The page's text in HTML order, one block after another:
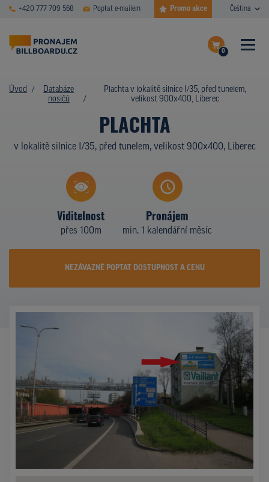
+420 777 709 568 Poptat e-mailem Promo akce Čeština
0
Dokončit poptávku
ČASTÉ DOTAZY
PLOCHY V AKCI
TYPY NOSIČŮ
Z PRAXE
Úvod
Databáze
nosičů
Plachta v lokalitě silnice I/35, před tunelem,
velikost 900x400, Liberec
PLACHTA
v lokalitě silnice I/35, před tunelem, velikost 900x400, Liberec
Viditelnost
přes 100m
Pronájem
min. 1 kalendářní měsíc
NEZÁVAZNĚ POPTAT DOSTUPNOST A CENU